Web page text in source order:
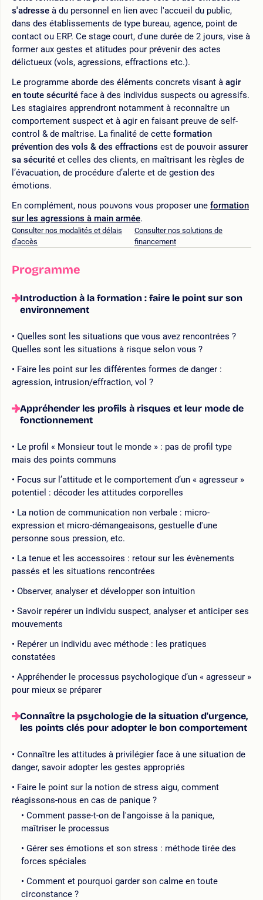
s'adresse à du personnel en lien avec l'accueil du public,
dans des établissements de type bureau, agence, point de
contact ou ERP. Ce stage court, d'une durée de 2 jours, vise à
former aux gestes et atitudes pour prévenir des actes
délictueux (vols, agressions, effractions etc.).
Le programme aborde des éléments concrets visant à agir
en toute sécurité face à des individus suspects ou agressifs.
Les stagiaires apprendront notamment à reconnaître un
comportement suspect et à agir en faisant preuve de self-
control & de maîtrise. La finalité de cette formation
prévention des vols & des effractions est de pouvoir assurer
sa sécurité et celles des clients, en maîtrisant les règles de
l’évacuation, de procédure d’alerte et de gestion des
émotions.
En complément, nous pouvons vous proposer une formation
sur les agressions à main armée.
Consulter nos modalités et délais
d'accès
Consulter nos solutions de
financement
Programme
Introduction à la formation : faire le point sur son
environnement
Quelles sont les situations que vous avez rencontrées ?
Quelles sont les situations à risque selon vous ?
Faire les point sur les différentes formes de danger :
agression, intrusion/effraction, vol ?
Appréhender les profils à risques et leur mode de
fonctionnement
Le profil « Monsieur tout le monde » : pas de profil type
mais des points communs
Focus sur l’attitude et le comportement d’un « agresseur »
potentiel : décoder les attitudes corporelles
La notion de communication non verbale : micro-
expression et micro-démangeaisons, gestuelle d'une
personne sous pression, etc.
La tenue et les accessoires : retour sur les évènements
passés et les situations rencontrées
Observer, analyser et développer son intuition
Savoir repérer un individu suspect, analyser et anticiper ses
mouvements
Repérer un individu avec méthode : les pratiques
constatées
Appréhender le processus psychologique d’un « agresseur »
pour mieux se préparer
Connaître la psychologie de la situation d'urgence,
les points clés pour adopter le bon comportement
Connaître les attitudes à privilégier face à une situation de
danger, savoir adopter les gestes appropriés
Faire le point sur la notion de stress aigu, comment
réagissons-nous en cas de panique ?
Comment passe-t-on de l'angoisse à la panique,
maîtriser le processus
Gérer ses émotions et son stress : méthode tirée des
forces spéciales
Comment et pourquoi garder son calme en toute
circonstance ?